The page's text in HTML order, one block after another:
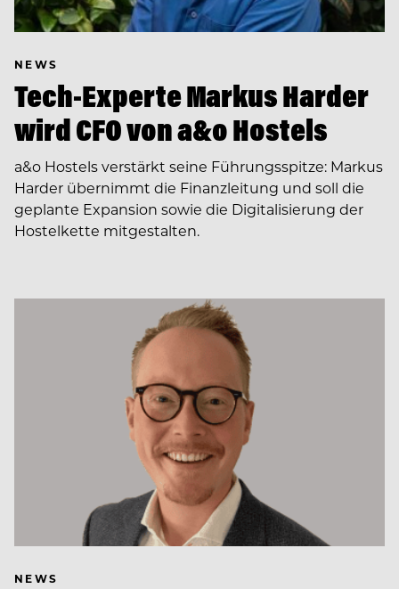
NEWS
Tech-Experte Markus Harder
wird CFO von a&o Hostels
a&o Hostels verstärkt seine Führungsspitze: Markus
Harder übernimmt die Finanzleitung und soll die
geplante Expansion sowie die Digitalisierung der
Hostelkette mitgestalten.
NEWS